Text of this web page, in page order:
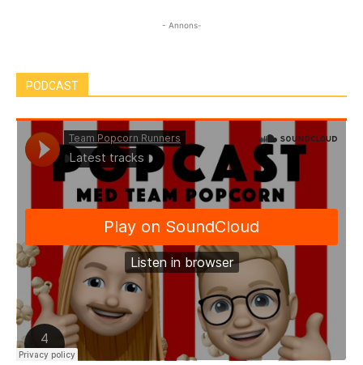
- Annons-
PODCAST